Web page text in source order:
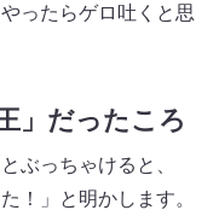
ったらゲロ吐くと思
」だったころ
ぶっちゃけると、
！」と明かします。